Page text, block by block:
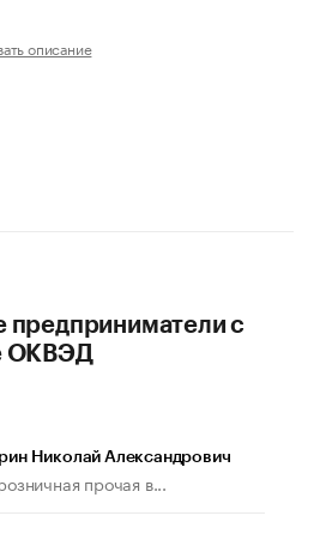
описание
предприниматели с
ОКВЭД
Николай Александрович
прочая в...